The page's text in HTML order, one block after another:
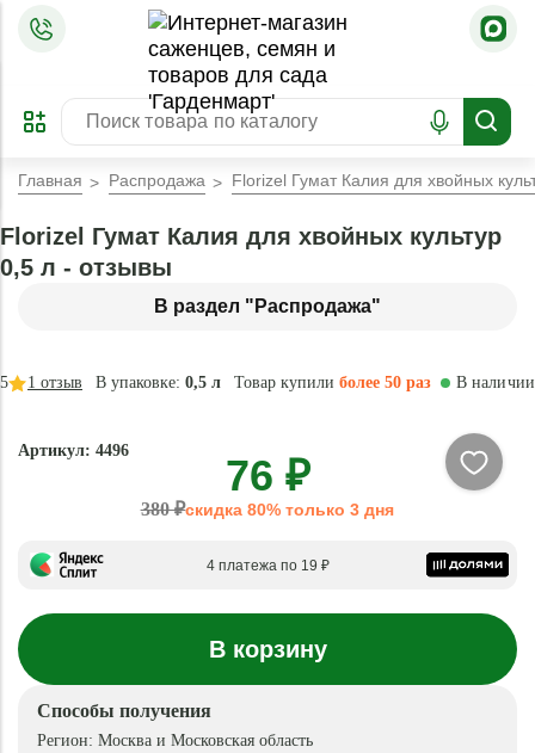
ПРЕДЗАКАЗ
ЗАБРОНИРОВАТЬ
ЛУЧШЕЕ
Главная Распродажа Florizel Гумат Калия для хвойных
В раздел "Распродажа"
Florizel Гумат Калия для хвойных культур
0,5 л - отзывы
В упаковке: 0,5 л Товар купили более 50 раз
5 1 отзыв В наличии
80
%
Артикул: 4496
76 ₽
380 ₽скидка 80% только 3 дня
4 платежа по 19 ₽
В корзину
Способы получения
Регион: Москва и Московская область